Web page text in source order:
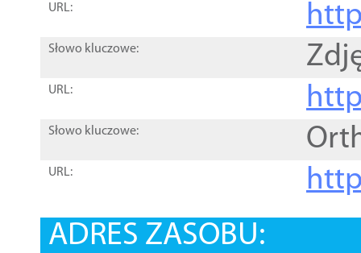
URL:
Słowo kluczowe:
URL:
Słowo kluczowe:
URL:
ADRES ZASOBU: